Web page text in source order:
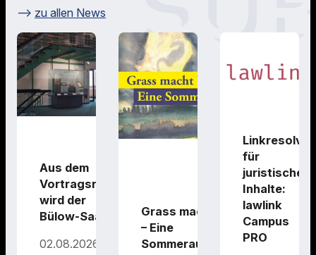
zu allen News
Aus dem
Vortragsraum
wird der
Bülow-Saal
02.08.2026
Grass macht Urlaub
– Eine
Sommerausstellung
Linkresolver
für
juristische
Inhalte:
lawlink
Campus
PRO